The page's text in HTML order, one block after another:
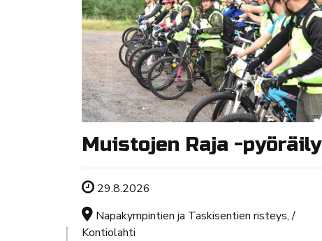
Muistojen Raja -pyöräily
Tapahtuman ajankohta
29.8.2026
Sijainti
Napakympintien ja Taskisentien risteys, /
Kontiolahti